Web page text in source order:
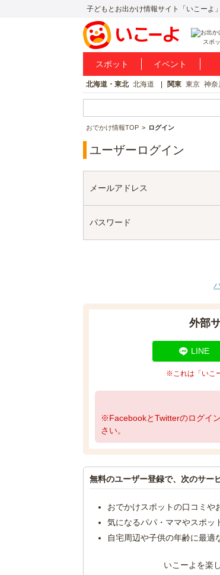
子どもとお出かけ情報サイト「いこーよ
スポ
スポット イベント
北海道・東北 北海道 関東 東京 神奈
おでかけ情報TOP ログイン
ユーザーログイン
メールアドレス
パスワード
外部
LINE
※これは「いこ
※FacebookとTwitterのログイ
さい。
無料のユーザー登録で、次のサー
おでかけスポットの口コミや
気になるパパ・ママやスポッ
自宅周辺や子供の年齢に最適
いこーよを楽